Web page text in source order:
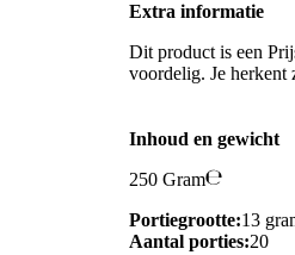
Extra informatie
Dit product is een
voordelig. Je herkent
Inhoud en gewicht
250 Gram
Portiegrootte:13
Aantal porties:20